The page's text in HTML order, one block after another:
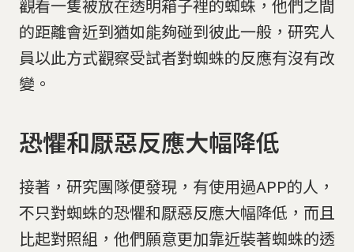
觀看一隻被放在透明箱子裡的蜘蛛，他們之間
的距離會近到猶如能夠碰到彼此一般，研究人
員以此方式觀察受試者對蜘蛛的反應有沒有改
變。
恐懼和厭惡反應大幅降低
接著，研究團隊便發現，有使用過APP的人，
不只對蜘蛛的恐懼和厭惡反應大幅降低，而且
比起對照組，他們願意更加靠近裝著蜘蛛的透